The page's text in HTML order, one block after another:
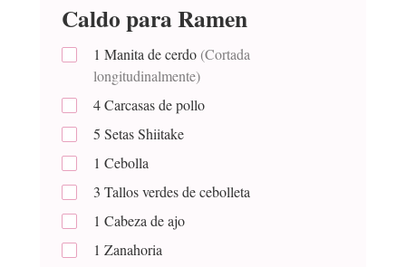
Caldo para Ramen
1 Manita de cerdo (Cortada
longitudinalmente)
4Carcasas de pollo
5 Setas Shiitake
1 Cebolla
3 Tallos verdes de cebolleta
1 Cabeza de ajo
1 Zanahoria